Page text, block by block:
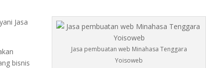
Jasa pembuatan web Minahasa Tenggara
Yoisoweb
Jasa
bisnis